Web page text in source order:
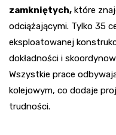
zamkniętych, które
odciążającymi. Tylko 35
eksploatowanej
dokładności i
Wszystkie prace
kolejowym, co dodaje
trudności.